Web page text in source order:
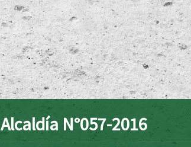
N°057-2016